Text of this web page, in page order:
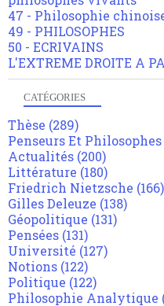
47 - Philosophie
49 - PHILOSOPHES
50 - ECRIVAINS
L'EXTREME DROITE A
CATÉGORIES
Thèse (289)
Penseurs Et Philosophes
Actualités (200)
Littérature (180)
Friedrich Nietzsche (166)
Gilles Deleuze (138)
Géopolitique (131)
Pensées (131)
Université (127)
Notions (122)
Politique (122)
Philosophie Analytique